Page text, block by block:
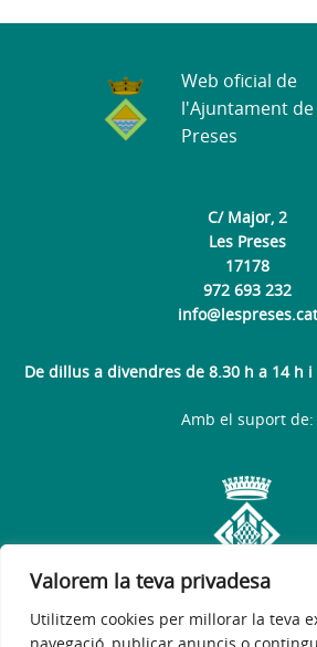
Valorem la teva privadesa
Utilitzem cookies per millorar la teva
C/ Major, 2
Les Preses
17178
972 693 232
info@lespreses.cat
De dillus a divendres de 8.30 h a 14 h
Web oficial de
l'Ajuntament de
Preses
Amb el suport de: